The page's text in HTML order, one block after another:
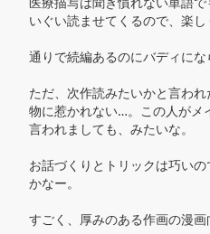
いぐい読ませてくるので、楽し
通りで続編あるのにバディにな
ただ、次作読みたいかと言わ
物に惹かれない…。この人がメ
言われましても、みたいな。
お話づくりとトリックは巧い
かなー。
すごく、厚みのある作画の漫画